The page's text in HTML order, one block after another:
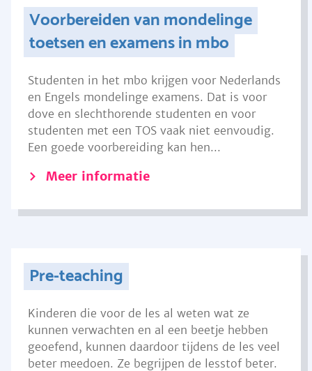
Voorbereiden van mondelinge
toetsen en examens in mbo
Studenten in het mbo krijgen voor Nederlands
en Engels mondelinge examens. Dat is voor
dove en slechthorende studenten en voor
studenten met een TOS vaak niet eenvoudig.
Een goede voorbereiding kan hen...
Meer informatie
Pre-teaching
Kinderen die voor de les al weten wat ze
kunnen verwachten en al een beetje hebben
geoefend, kunnen daardoor tijdens de les veel
beter meedoen. Ze begrijpen de lesstof beter.